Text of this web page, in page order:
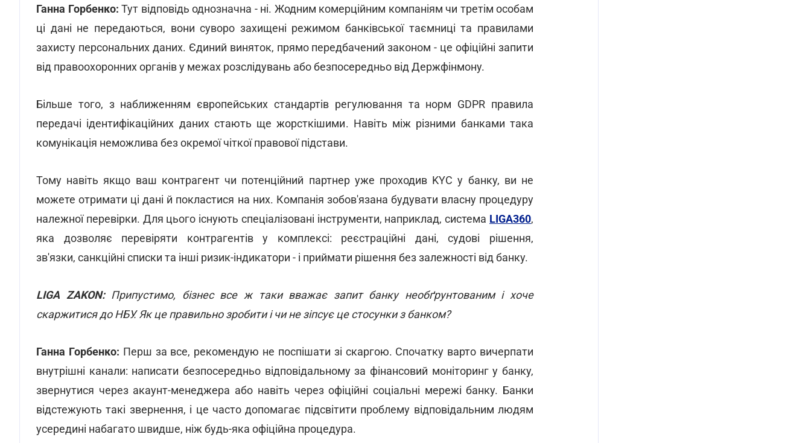
Ганна Горбенко: Тут відповідь однозначна - ні. Жодним комерційним компаніям чи третім особам
ці дані не передаються, вони суворо захищені режимом банківської таємниці та правилами
захисту персональних даних. Єдиний виняток, прямо передбачений законом - це офіційні запити
від правоохоронних органів у межах розслідувань або безпосередньо від Держфінмону.
Більше того, з наближенням європейських стандартів регулювання та норм GDPR правила
передачі ідентифікаційних даних стають ще жорсткішими. Навіть між різними банками така
комунікація неможлива без окремої чіткої правової підстави.
Тому навіть якщо ваш контрагент чи потенційний партнер уже проходив KYC у банку, ви не
можете отримати ці дані й покластися на них. Компанія зобов'язана будувати власну процедуру
належної перевірки. Для цього існують спеціалізовані інструменти, наприклад, система LIGA360,
яка дозволяє перевіряти контрагентів у комплексі: реєстраційні дані, судові рішення,
зв'язки, санкційні списки та інші ризик-індикатори - і приймати рішення без залежності від банку.
LIGA ZAKON: Припустимо, бізнес все ж таки вважає запит банку необґрунтованим і хоче
скаржитися до НБУ. Як це правильно зробити і чи не зіпсує це стосунки з банком?
Ганна Горбенко: Перш за все, рекомендую не поспішати зі скаргою. Спочатку варто вичерпати
внутрішні канали: написати безпосередньо відповідальному за фінансовий моніторинг у банку,
звернутися через акаунт-менеджера або навіть через офіційні соціальні мережі банку. Банки
відстежують такі звернення, і це часто допомагає підсвітити проблему відповідальним людям
усередині набагато швидше, ніж будь-яка офіційна процедура.